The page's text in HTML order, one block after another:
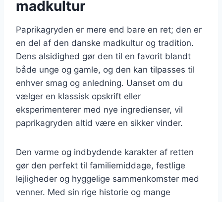
madkultur
Paprikagryden er mere end bare en ret; den er
en del af den danske madkultur og tradition.
Dens alsidighed gør den til en favorit blandt
både unge og gamle, og den kan tilpasses til
enhver smag og anledning. Uanset om du
vælger en klassisk opskrift eller
eksperimenterer med nye ingredienser, vil
paprikagryden altid være en sikker vinder.
Den varme og indbydende karakter af retten
gør den perfekt til familiemiddage, festlige
lejligheder og hyggelige sammenkomster med
venner. Med sin rige historie og mange